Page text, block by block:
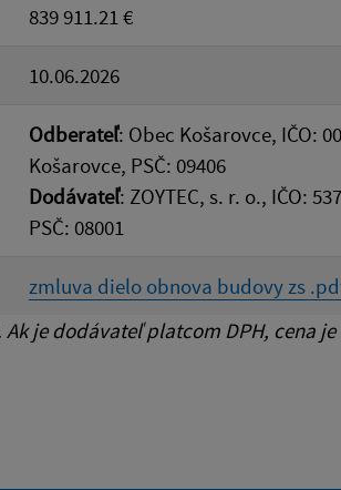
839 911.21 €
10.06.2026
Odberateľ: Obec Košarovce, IČO:
Košarovce, PSČ: 09406
Dodávateľ: ZOYTEC, s. r. o., IČO:
PSČ: 08001
zmluva dielo obnova budovy zs
Ak je dodávateľ platcom DPH, cena